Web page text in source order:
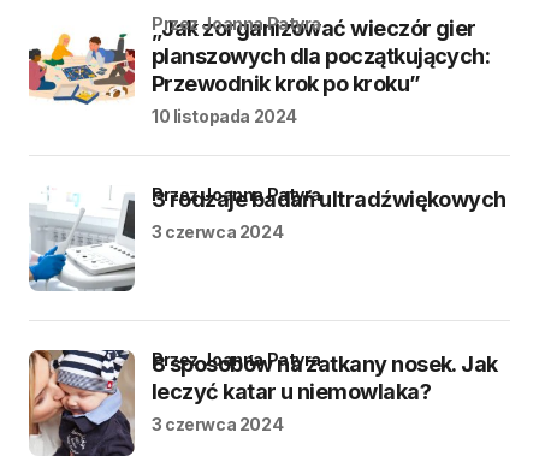
„Jak zorganizować wieczór gier
planszowych dla początkujących:
Przewodnik krok po kroku”
przez Joanna Patyra
10 listopada 2024
3 rodzaje badań ultradźwiękowych
przez Joanna Patyra
3 czerwca 2024
8 sposobów na zatkany nosek. Jak
leczyć katar u niemowlaka?
przez Joanna Patyra
3 czerwca 2024